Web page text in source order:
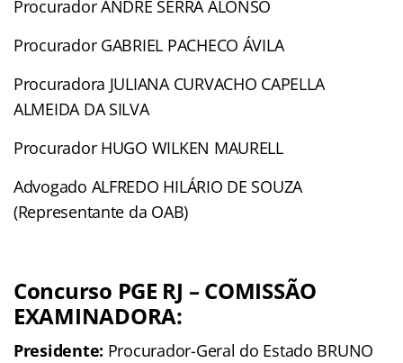
Procurador ANDRÉ SERRA ALONSO
Procurador GABRIEL PACHECO ÁVILA
Procuradora JULIANA CURVACHO CAPELLA
ALMEIDA DA SILVA
Procurador HUGO WILKEN MAURELL
Advogado ALFREDO HILÁRIO DE SOUZA
(Representante da OAB)
Concurso PGE RJ – COMISSÃO
EXAMINADORA:
Presidente: Procurador-Geral do Estado BRUNO